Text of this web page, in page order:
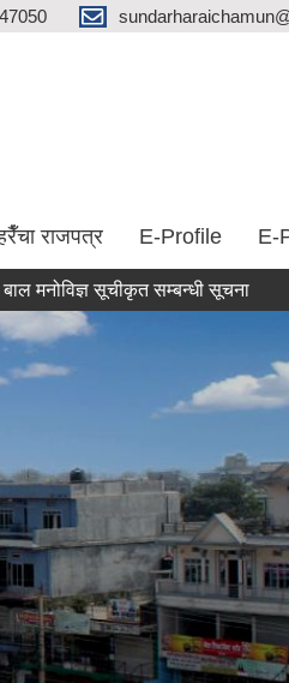
राजपत्र E-Profile E-
सूचीकृत सम्बन्धी सूचना